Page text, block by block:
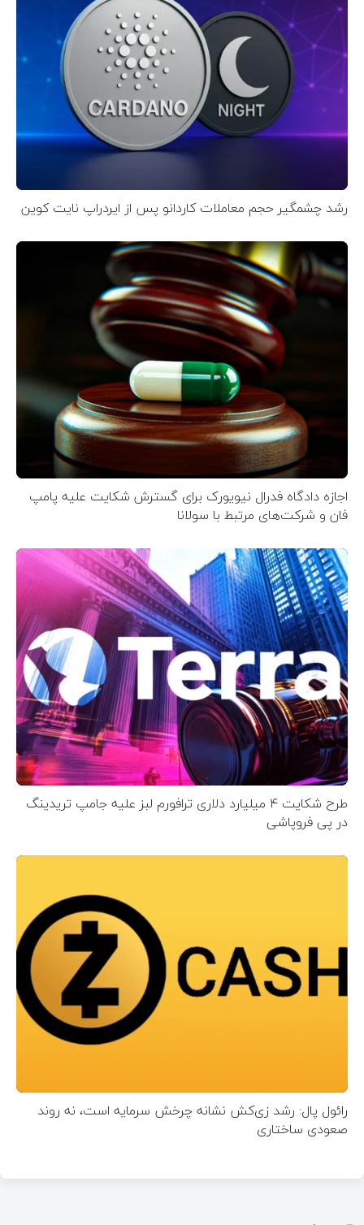
رشد چشمگیر حجم معاملات کاردانو پس از ایردراپ نایت‌ کوین
اجازه دادگاه فدرال نیویورک برای گسترش شکایت علیه پامپ
فان و شرکت‌های مرتبط با سولانا
طرح شکایت ۴ میلیارد دلاری ترافورم لبز علیه جامپ تریدینگ
در پی فروپاشی
رائول پال: رشد زی‌کش نشانه چرخش سرمایه است، نه روند
صعودی ساختاری